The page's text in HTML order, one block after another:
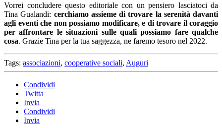
Vorrei concludere questo editoriale con un pensiero lasciatoci da
Tina Gualandi: cerchiamo assieme di trovare la serenità davanti
agli eventi che non possiamo modificare, e di trovare il coraggio
per affrontare le situazioni sulle quali possiamo fare qualche
cosa. Grazie Tina per la tua saggezza, ne faremo tesoro nel 2022.
Tags: associazioni, cooperative sociali, Auguri
Condividi
Twitta
Invia
Condividi
Invia